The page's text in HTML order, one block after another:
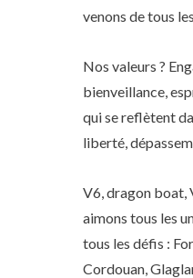
venons de tous
Nos valeurs ?
bienveillance,
qui se reflètent
liberté,
V6, dragon
aimons tous les
tous les défis :
Cordouan,